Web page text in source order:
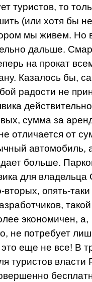
туристов, то
(или хотя бы
мы живем. Но
дальше.
на прокат
Казалось бы,
радости не
сумма за
отличается от
автомобиль,
больше.
для
опять-таки
экономичен, а,
не потребует
еще не все! В
туристов власти